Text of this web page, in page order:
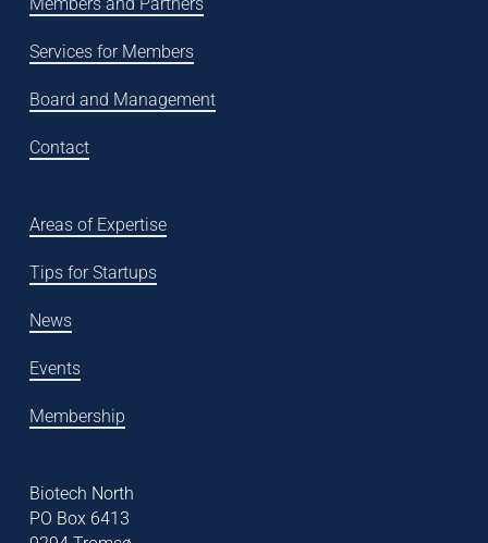
Services for Members
Board and Management
Contact
Areas of Expertise
Tips for Startups
News
Events
Membership
Biotech North
PO Box 6413